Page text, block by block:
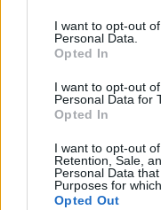
I want to opt-out
Personal Data.
Opted In
I want to opt-out
Personal Data for
Opted In
I want to opt-out
Retention, Sale,
Personal Data
Purposes for
Opted Out
Γιατί η επιμονή
το κλιματιστικό